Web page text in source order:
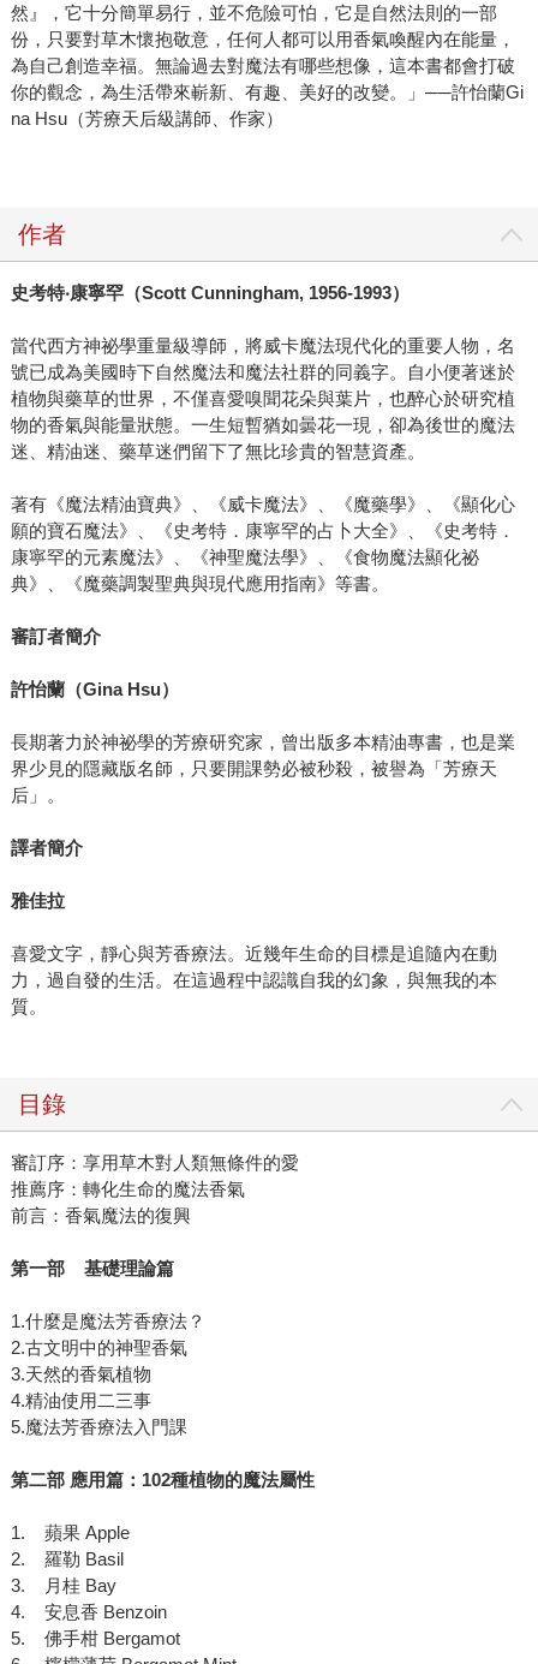
然』，它十分簡單易行，並不危險可怕，它是自然法則的一部
份，只要對草木懷抱敬意，任何人都可以用香氣喚醒內在能量，
為自己創造幸福。無論過去對魔法有哪些想像，這本書都會打破
你的觀念，為生活帶來嶄新、有趣、美好的改變。」──許怡蘭Gi
na Hsu（芳療天后級講師、作家）
作者
史考特‧康寧罕（Scott Cunningham, 1956-1993）
當代西方神祕學重量級導師，將威卡魔法現代化的重要人物，名
號已成為美國時下自然魔法和魔法社群的同義字。自小便著迷於
植物與藥草的世界，不僅喜愛嗅聞花朵與葉片，也醉心於研究植
物的香氣與能量狀態。一生短暫猶如曇花一現，卻為後世的魔法
迷、精油迷、藥草迷們留下了無比珍貴的智慧資產。
著有《魔法精油寶典》、《威卡魔法》、《魔藥學》、《顯化心
願的寶石魔法》、《史考特．康寧罕的占卜大全》、《史考特．
康寧罕的元素魔法》、《神聖魔法學》、《食物魔法顯化祕
典》、《魔藥調製聖典與現代應用指南》等書。
審訂者簡介
許怡蘭（Gina Hsu）
長期著力於神祕學的芳療研究家，曾出版多本精油專書，也是業
界少見的隱藏版名師，只要開課勢必被秒殺，被譽為「芳療天
后」。
譯者簡介
雅佳拉
喜愛文字，靜心與芳香療法。近幾年生命的目標是追隨內在動
力，過自發的生活。在這過程中認識自我的幻象，與無我的本
質。
目錄
審訂序：享用草木對人類無條件的愛
推薦序：轉化生命的魔法香氣
前言：香氣魔法的復興
第一部 基礎理論篇
1.什麼是魔法芳香療法？
2.古文明中的神聖香氣
3.天然的香氣植物
4.精油使用二三事
5.魔法芳香療法入門課
第二部 應用篇：102種植物的魔法屬性
1. 蘋果 Apple
2. 羅勒 Basil
3. 月桂 Bay
4. 安息香 Benzoin
5. 佛手柑 Bergamot